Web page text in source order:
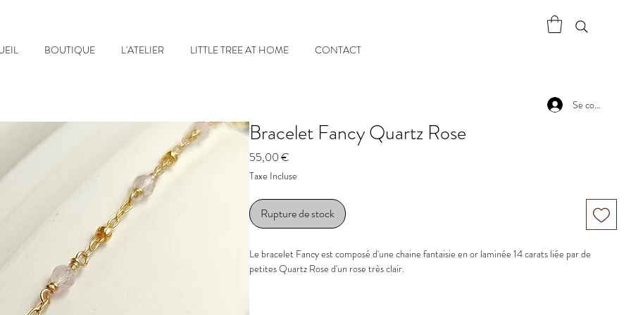
BOUTIQUE L'ATELIER LITTLE TREE AT HOME CONTACT
Se connecter
Bracelet Fancy Quartz Rose
55,00 €
Taxe Incluse
Rupture de stock
Le bracelet Fancy est composé d'une chaine fantaisie en or laminée 14 carats liée par de
petites Quartz Rose d'un rose très clair.